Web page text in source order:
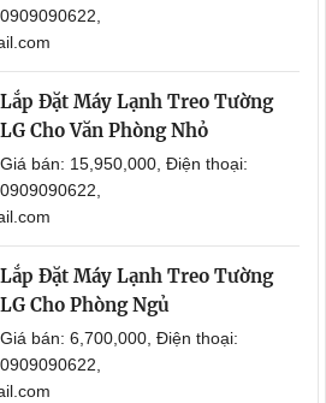
0909090622,
Lắp Đặt Máy Lạnh Treo Tường
LG Cho Văn Phòng Nhỏ
Giá bán: 15,950,000, Điện thoại:
0909090622,
Lắp Đặt Máy Lạnh Treo Tường
LG Cho Phòng Ngủ
Giá bán: 6,700,000, Điện thoại:
0909090622,